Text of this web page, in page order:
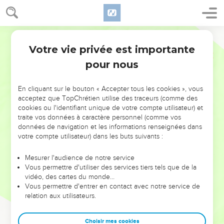
NE MANQUEZ PAS L’ÉVÉNEMENT
DE L’ANNÉE !
ET SI LEURS ERREURS POUVAIENT VOUS ÉVITER LES
VOTRES ?
leur foi ou leur vision. Mais on voit moins les doutes, les erreurs
et les saisons difficiles qu'ils ont traversés, alors même que ce
sont elles qui les ont façonnés.
Dans cette conférence, leaders, entrepreneurs, et responsables
clés pour avancer avec plus de sagesse afin que leurs erreurs
Votre vie privée est importante
pour nous
En cliquant sur le bouton « Accepter tous les cookies », vous
acceptez que TopChrétien utilise des traceurs (comme des
cookies ou l'identifiant unique de votre compte utilisateur) et
traite vos données à caractère personnel (comme vos
données de navigation et les informations renseignées dans
votre compte utilisateur) dans les buts suivants :
Mesurer l'audience de notre service
Vous permettre d'utiliser des services tiers tels que de la
vidéo, des cartes du monde…
Vous permettre d'entrer en contact avec notre service de
relation aux utilisateurs.
Choisir mes cookies